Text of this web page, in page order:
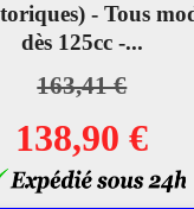
- Tous
dès 125cc -...
163,41 €
138,90 €